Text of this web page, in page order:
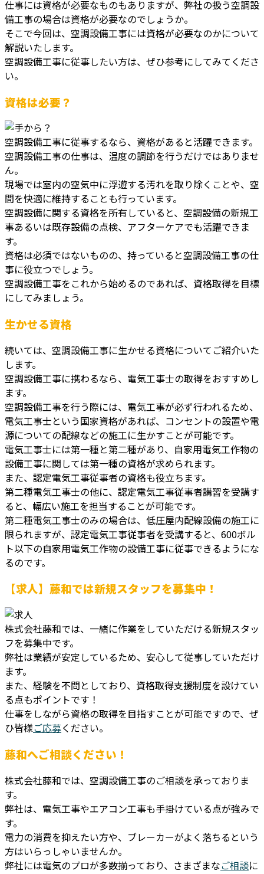
仕事には資格が必要なものもありますが、弊社の扱う空調設
備工事の場合は資格が必要なのでしょうか。
そこで今回は、空調設備工事には資格が必要なのかについて
解説いたします。
空調設備工事に従事したい方は、ぜひ参考にしてみてくださ
い。
資格は必要？
空調設備工事に従事するなら、資格があると活躍できます。
空調設備工事の仕事は、温度の調節を行うだけではありませ
ん。
現場では室内の空気中に浮遊する汚れを取り除くことや、空
間を快適に維持することも行っています。
空調設備に関する資格を所有していると、空調設備の新規工
事あるいは既存設備の点検、アフターケアでも活躍できま
す。
資格は必須ではないものの、持っていると空調設備工事の仕
事に役立つでしょう。
空調設備工事をこれから始めるのであれば、資格取得を目標
にしてみましょう。
生かせる資格
続いては、空調設備工事に生かせる資格についてご紹介いた
します。
空調設備工事に携わるなら、電気工事士の取得をおすすめし
ます。
空調設備工事を行う際には、電気工事が必ず行われるため、
電気工事士という国家資格があれば、コンセントの設置や電
源についての配線などの施工に生かすことが可能です。
電気工事士には第一種と第二種があり、自家用電気工作物の
設備工事に関しては第一種の資格が求められます。
また、認定電気工事従事者の資格も役立ちます。
第二種電気工事士の他に、認定電気工事従事者講習を受講す
ると、幅広い施工を担当することが可能です。
第二種電気工事士のみの場合は、低圧屋内配線設備の施工に
限られますが、認定電気工事従事者を受講すると、600ボル
ト以下の自家用電気工作物の設備工事に従事できるようにな
るのです。
【求人】藤和では新規スタッフを募集中！
株式会社藤和では、一緒に作業をしていただける新規スタッ
フを募集中です。
弊社は業績が安定しているため、安心して従事していただけ
ます。
また、経験を不問としており、資格取得支援制度を設けてい
る点もポイントです！
仕事をしながら資格の取得を目指すことが可能ですので、ぜ
ひ皆様ご応募ください。
藤和へご相談ください！
株式会社藤和では、空調設備工事のご相談を承っておりま
す。
弊社は、電気工事やエアコン工事も手掛けている点が強みで
す。
電力の消費を抑えたい方や、ブレーカーがよく落ちるという
方はいらっしゃいませんか。
弊社には電気のプロが多数揃っており、さまざまなご相談に